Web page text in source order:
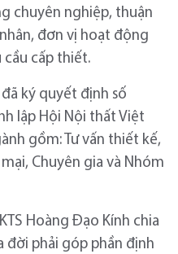
chuyên nghiệp, thuận
đơn vị hoạt động
cấp thiết.
ký quyết định số
lập Hội Nội thất Việt
gồm: Tư vấn thiết kế,
Chuyên gia và Nhóm
Hoàng Đạo Kính chia
đời phải góp phần định